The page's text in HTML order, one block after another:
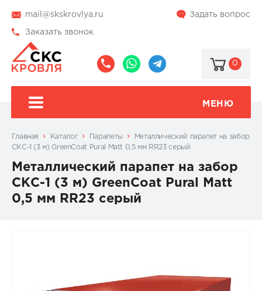
mail@skskrovlya.ru Задать вопрос
Заказать звонок
0
МЕНЮ
Главная Каталог Парапеты
Металлический парапет на забор
СКС-1 (3 м) GreenCoat Pural Matt 0,5 мм RR23 серый
Металлический парапет на забор
СКС-1 (3 м) GreenCoat Pural Matt
0,5 мм RR23 серый